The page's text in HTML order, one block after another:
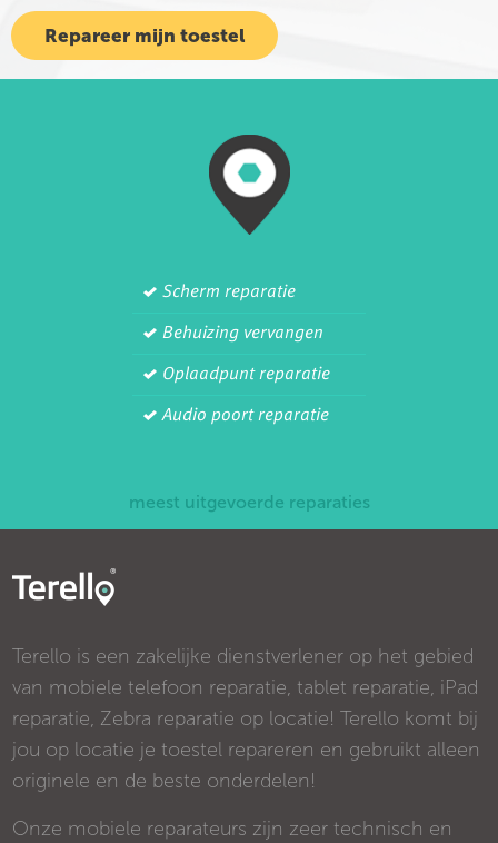
Repareer mijn toestel
Scherm reparatie
Behuizing vervangen
Oplaadpunt reparatie
Audio poort reparatie
meest uitgevoerde reparaties
Terello is een zakelijke dienstverlener op het gebied
van mobiele telefoon reparatie, tablet reparatie, iPad
reparatie, Zebra reparatie op locatie! Terello komt bij
jou op locatie je toestel repareren en gebruikt alleen
originele en de beste onderdelen!
Onze mobiele reparateurs zijn zeer technisch en